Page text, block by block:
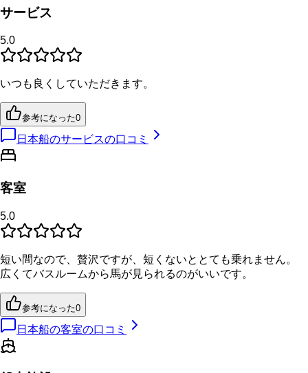
サービス
5.0
いつも良くしていただきます。
参考になった0
日本船のサービスの口コミ
客室
5.0
短い間なので、贅沢ですが、短くないととても乗れません。
広くてバスルームから馬が見られるのがいいです。
参考になった0
日本船の客室の口コミ